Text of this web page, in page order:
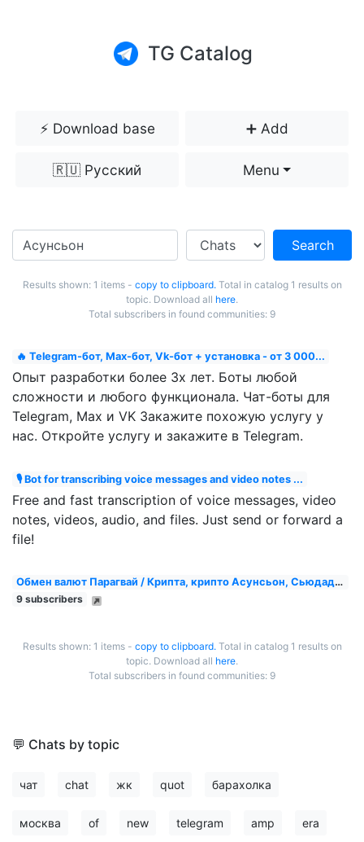
TG Catalog
⚡️ Download base ➕ Add
🇷🇺 Русский Menu
Search
Results shown: 1 items - copy to clipboard.Total in catalog 1 results on
topic. Download all here.
Total subscribers in found communities: 9
🔥 Telegram-бот, Max-бот, Vk-бот + установка - от 3 000...
Опыт разработки более 3х лет. Боты любой
сложности и любого функционала. Чат-боты для
Telegram, Max и VK Закажите похожую услугу у
нас. Откройте услугу и закажите в Telegram.
🎙 Bot for transcribing voice messages and video notes ...
Free and fast transcription of voice messages, video
notes, videos, audio, and files. Just send or forward a
file!
Обмен валют Парагвай / Крипта, крипто Асунсьон, Сьюдад-...
9 subscribers
Results shown: 1 items - copy to clipboard.Total in catalog 1 results on
topic. Download all here.
Total subscribers in found communities: 9
💬 Chats by topic
чат chat жк quot барахолка
москва of new telegram amp era